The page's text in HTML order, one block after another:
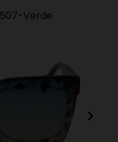
507-Verde